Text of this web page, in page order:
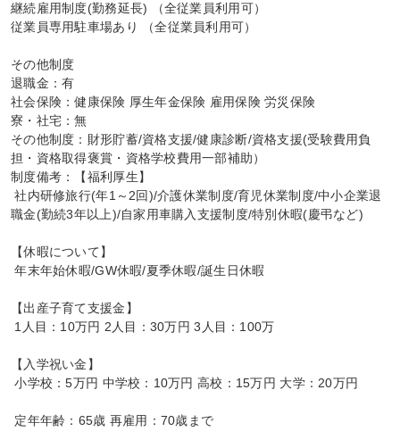
継続雇用制度(勤務延長) （全従業員利用可）
従業員専用駐車場あり （全従業員利用可）
その他制度
退職金：有
社会保険：健康保険 厚生年金保険 雇用保険 労災保険
寮・社宅：無
その他制度：財形貯蓄/資格支援/健康診断/資格支援(受験費用負
担・資格取得褒賞・資格学校費用一部補助）
制度備考：【福利厚生】
社内研修旅行(年1～2回)/介護休業制度/育児休業制度/中小企業退
職金(勤続3年以上)/自家用車購入支援制度/特別休暇(慶弔など)
【休暇について】
年末年始休暇/GW休暇/夏季休暇/誕生日休暇
【出産子育て支援金】
【入学祝い金】
小学校：5万円 中学校：10万円 高校：15万円 大学：20万円
定年年齢：65歳 再雇用：70歳まで